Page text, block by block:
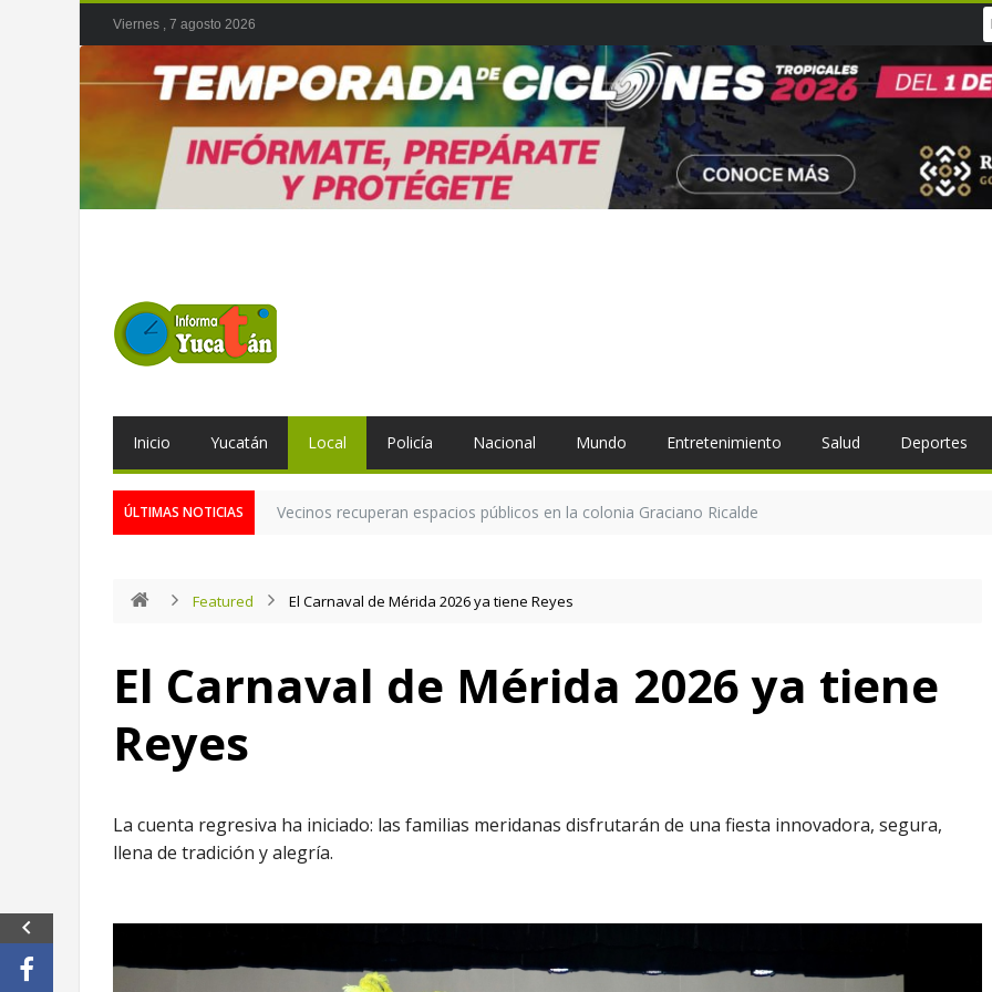
Viernes , 7 agosto 2026
Inicio Yucatán Local Policía Nacional Mundo Entretenimiento Salud Deportes
ÚLTIMAS NOTICIAS Vecinos recuperan espacios públicos en la colonia Graciano Ricalde
Featured El Carnaval de Mérida 2026 ya tiene Reyes
El Carnaval de Mérida 2026 ya tiene
Reyes
La cuenta regresiva ha iniciado: las familias meridanas disfrutarán de una fiesta innovadora, segura,
llena de tradición y alegría.